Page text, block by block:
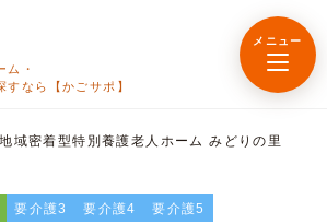
ム・
なら【かごサポ】
メニュー
地域密着型特別養護老人ホーム みどりの里
要介護3 要介護4 要介護5